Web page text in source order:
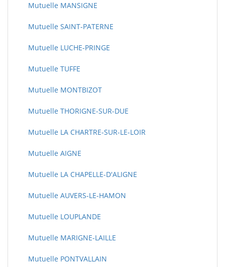
Mutuelle MANSIGNE
Mutuelle SAINT-PATERNE
Mutuelle LUCHE-PRINGE
Mutuelle TUFFE
Mutuelle MONTBIZOT
Mutuelle THORIGNE-SUR-DUE
Mutuelle LA CHARTRE-SUR-LE-LOIR
Mutuelle AIGNE
Mutuelle LA CHAPELLE-D'ALIGNE
Mutuelle AUVERS-LE-HAMON
Mutuelle LOUPLANDE
Mutuelle MARIGNE-LAILLE
Mutuelle PONTVALLAIN